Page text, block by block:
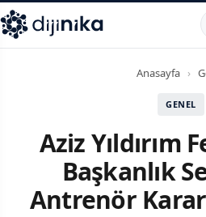
,Marmara Mahallesi,Beylikdüzü
Anasayfa ›
GENEL
Aziz Yıldırım
Başkanlık
Antrenör